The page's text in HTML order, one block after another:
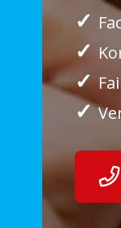
✓
✓
✓
✓